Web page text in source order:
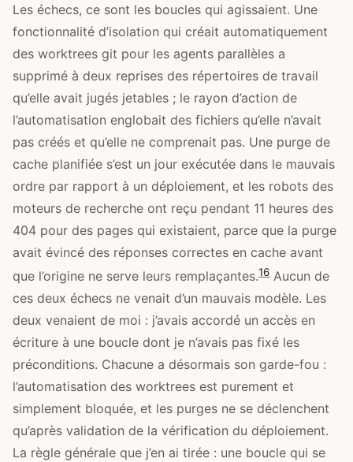
Les échecs, ce sont les boucles qui agissaient. Une
fonctionnalité d’isolation qui créait automatiquement
des worktrees git pour les agents parallèles a
supprimé à deux reprises des répertoires de travail
qu’elle avait jugés jetables ; le rayon d’action de
l’automatisation englobait des fichiers qu’elle n’avait
pas créés et qu’elle ne comprenait pas. Une purge de
cache planifiée s’est un jour exécutée dans le mauvais
ordre par rapport à un déploiement, et les robots des
moteurs de recherche ont reçu pendant 11 heures des
404 pour des pages qui existaient, parce que la purge
avait évincé des réponses correctes en cache avant
que l’origine ne serve leurs remplaçantes.16 Aucun de
ces deux échecs ne venait d’un mauvais modèle. Les
deux venaient de moi : j’avais accordé un accès en
écriture à une boucle dont je n’avais pas fixé les
préconditions. Chacune a désormais son garde-fou :
l’automatisation des worktrees est purement et
simplement bloquée, et les purges ne se déclenchent
qu’après validation de la vérification du déploiement.
La règle générale que j’en ai tirée : une boucle qui se